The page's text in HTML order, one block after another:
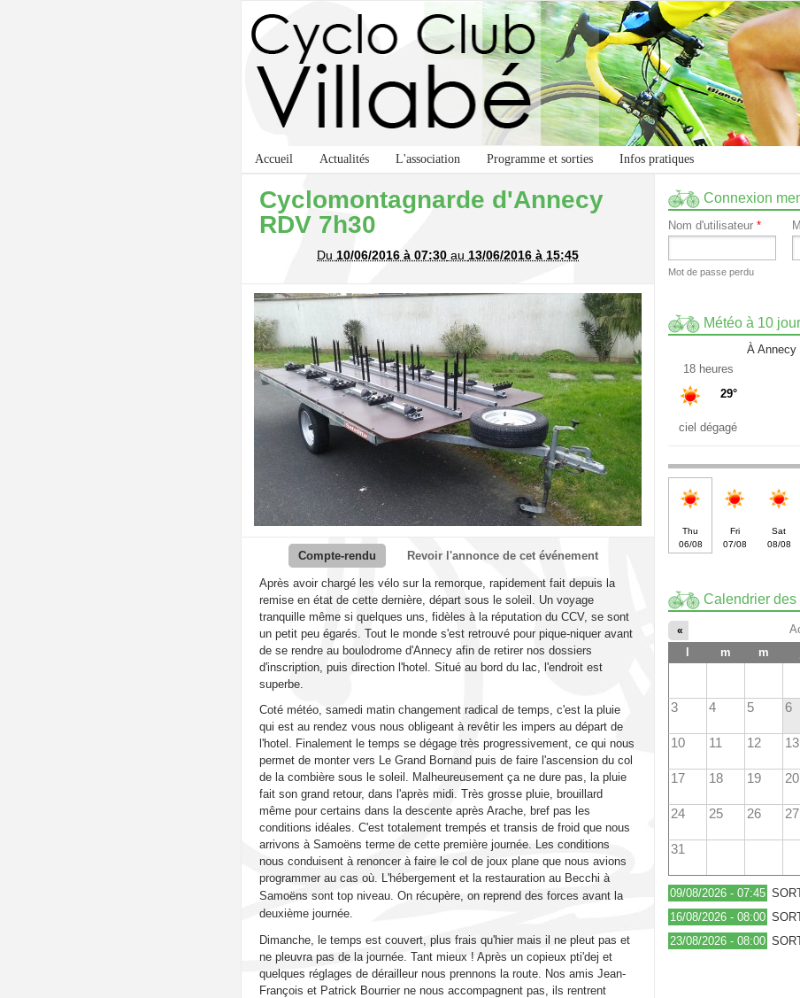
Accueil Actualités L'association Programme et sorties Infos pratiques
Cyclomontagnarde d'Annecy
RDV 7h30
Du 10/06/2016 à 07:30 au 13/06/2016 à 15:45
Compte-rendu Revoir l'annonce de cet événement
Après avoir chargé les vélo sur la remorque, rapidement fait depuis la
remise en état de cette dernière, départ sous le soleil. Un voyage
tranquille même si quelques uns, fidèles à la réputation du CCV, se sont
un petit peu égarés. Tout le monde s'est retrouvé pour pique-niquer avant
de se rendre au boulodrome d'Annecy afin de retirer nos dossiers
d'inscription, puis direction l'hotel. Situé au bord du lac, l'endroit est
superbe.
Coté météo, samedi matin changement radical de temps, c'est la pluie
qui est au rendez vous nous obligeant à revêtir les impers au départ de
l'hotel. Finalement le temps se dégage très progressivement, ce qui nous
permet de monter vers Le Grand Bornand puis de faire l'ascension du col
de la combière sous le soleil. Malheureusement ça ne dure pas, la pluie
fait son grand retour, dans l'après midi. Très grosse pluie, brouillard
même pour certains dans la descente après Arache, bref pas les
conditions idéales. C'est totalement trempés et transis de froid que nous
arrivons à Samoëns terme de cette première journée. Les conditions
nous conduisent à renoncer à faire le col de joux plane que nous avions
programmer au cas où. L'hébergement et la restauration au Becchi à
Samoëns sont top niveau. On récupère, on reprend des forces avant la
deuxième journée.
Dimanche, le temps est couvert, plus frais qu'hier mais il ne pleut pas et
ne pleuvra pas de la journée. Tant mieux ! Après un copieux pti'dej et
quelques réglages de dérailleur nous prennons la route. Nos amis Jean-
François et Patrick Bourrier ne nous accompagnent pas, ils rentrent
Connexion
Nom d'utilisateur *
Mot de passe perdu
Météo à 10
À Annecy
18 heures
29°
ciel dégagé
Thu
06/08
Fri
07/08
Sat
08/08
Calendrier des
«
m m
3 4 5 6
10 11 12 13
17 18 19 20
24 25 26 27
31
09/08/2026 - 07:45
16/08/2026 - 08:00
23/08/2026 - 08:00